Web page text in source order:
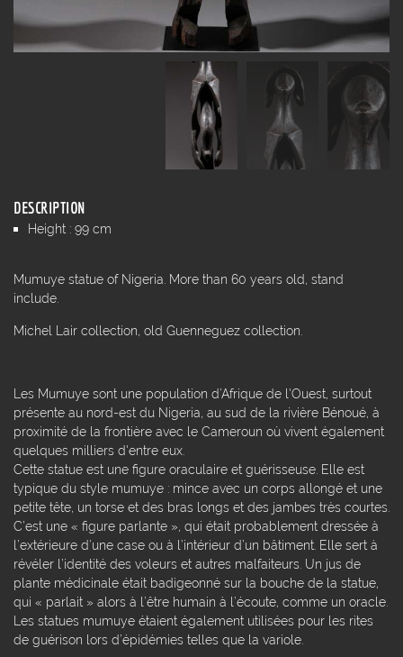
DESCRIPTION
Height : 99 cm
Mumuye statue of Nigeria. More than 60 years old, stand
include.
Michel Lair collection, old Guenneguez collection.
Les Mumuye sont une population d’Afrique de l'Ouest, surtout
présente au nord-est du Nigeria, au sud de la rivière Bénoué, à
proximité de la frontière avec le Cameroun où vivent également
quelques milliers d'entre eux.
Cette statue est une figure oraculaire et guérisseuse. Elle est
typique du style mumuye : mince avec un corps allongé et une
petite tête, un torse et des bras longs et des jambes très courtes.
C’est une « figure parlante », qui était probablement dressée à
l’extérieure d’une case ou à l’intérieur d’un bâtiment. Elle sert à
révéler l’identité des voleurs et autres malfaiteurs. Un jus de
plante médicinale était badigeonné sur la bouche de la statue,
qui « parlait » alors à l’être humain à l’écoute, comme un oracle.
Les statues mumuye étaient également utilisées pour les rites
de guérison lors d’épidémies telles que la variole.